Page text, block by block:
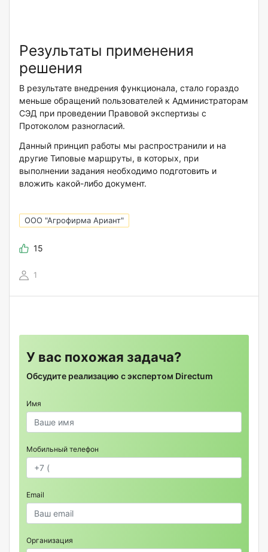
Результаты применения
решения
В результате внедрения функционала, стало гораздо
меньше обращений пользователей к Администраторам
СЭД при проведении Правовой экспертизы с
Протоколом разногласий.
Данный принцип работы мы распространили и на
другие Типовые маршруты, в которых, при
выполнении задания необходимо подготовить и
вложить какой-либо документ.
ООО "Агрофирма Ариант"
15
1
У вас похожая задача?
Обсудите реализацию с экспертом Directum
Имя
Мобильный телефон
Email
Организация